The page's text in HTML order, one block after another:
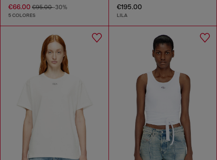
€66.00 €95.00-30%
5 COLORES
€195.00
LILA